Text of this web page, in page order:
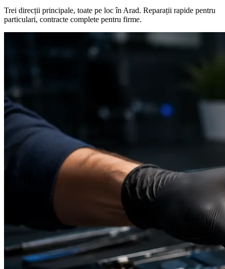
Trei direcții principale, toate pe loc în Arad. Reparații rapide pentru
particulari, contracte complete pentru firme.